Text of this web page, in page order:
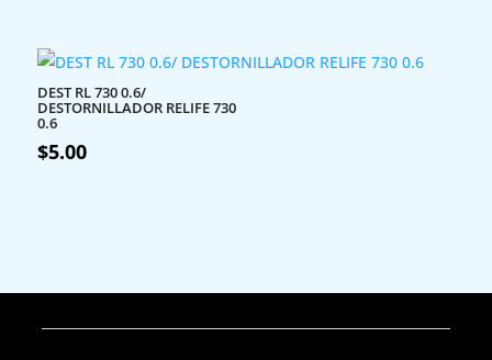
DEST RL 730 0.6/
DESTORNILLADOR RELIFE 730
0.6
$5.00